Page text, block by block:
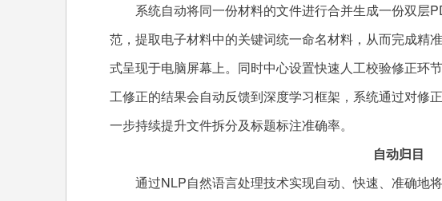
系统自动将同一份材料的文件进行合并生成一份双层
范，提取电子材料中的关键词统一命名材料，从而完成精
式呈现于电脑屏幕上。同时中心设置快速人工校验修正环
工修正的结果会自动反馈到深度学习框架，系统通过对修
一步持续提升文件拆分及标题标注准确率。
自动归目
通过NLP自然语言处理技术实现自动、快速、准确地